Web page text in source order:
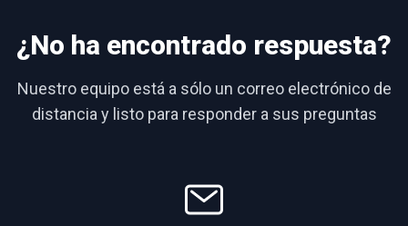
¿No ha encontrado respuesta?
Nuestro equipo está a sólo un correo electrónico de
distancia y listo para responder a sus preguntas